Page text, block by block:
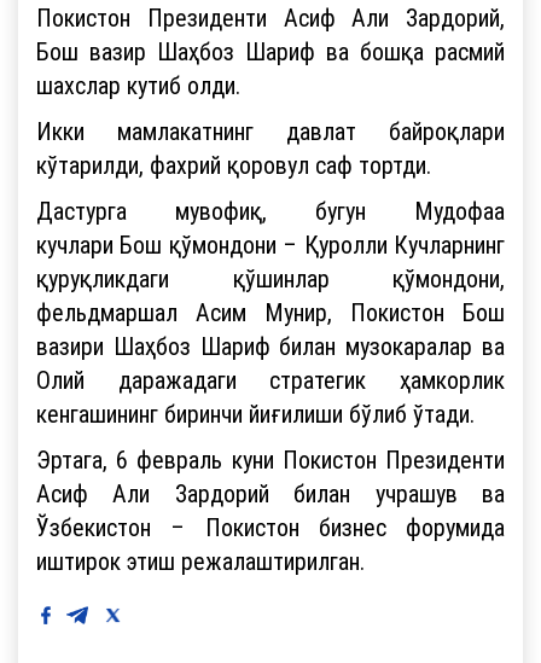
Покистон Президенти Асиф Али Зардорий,
Бош вазир Шаҳбоз Шариф ва бошқа расмий
шахслар кутиб олди.
Икки мамлакатнинг давлат байроқлари
кўтарилди, фахрий қоровул саф тортди.
Дастурга мувофиқ, бугун Мудофаа
кучлари Бош қўмондони – Қуролли Кучларнинг
қуруқликдаги қўшинлар қўмондони,
фельдмаршал Асим Мунир, Покистон Бош
вазири Шаҳбоз Шариф билан музокаралар ва
Олий даражадаги стратегик ҳамкорлик
кенгашининг биринчи йиғилиши бўлиб ўтади.
Эртага, 6 февраль куни Покистон Президенти
Асиф Али Зардорий билан учрашув ва
Ўзбекистон – Покистон бизнес форумида
иштирок этиш режалаштирилган.